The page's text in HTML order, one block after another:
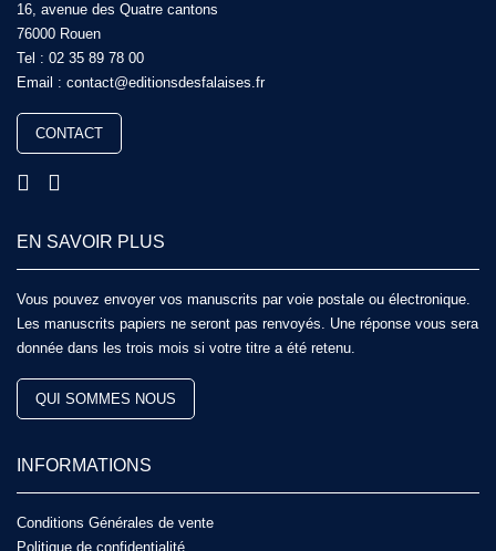
16, avenue des Quatre cantons
76000 Rouen
Tel : 02 35 89 78 00
Email : contact@editionsdesfalaises.fr
CONTACT
EN SAVOIR PLUS
Vous pouvez envoyer vos manuscrits par voie postale ou électronique.
Les manuscrits papiers ne seront pas renvoyés. Une réponse vous sera
donnée dans les trois mois si votre titre a été retenu.
QUI SOMMES NOUS
INFORMATIONS
Conditions Générales de vente
Politique de confidentialité